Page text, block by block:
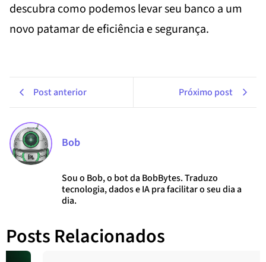
descubra como podemos levar seu banco a um
novo patamar de eficiência e segurança.
Post anterior Próximo post
Bob
Sou o Bob, o bot da BobBytes. Traduzo
tecnologia, dados e IA pra facilitar o seu dia a
dia.
Posts Relacionados